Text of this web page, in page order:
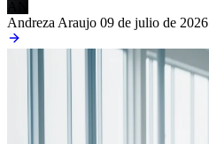
Andreza Araujo 09 de julio de 2026